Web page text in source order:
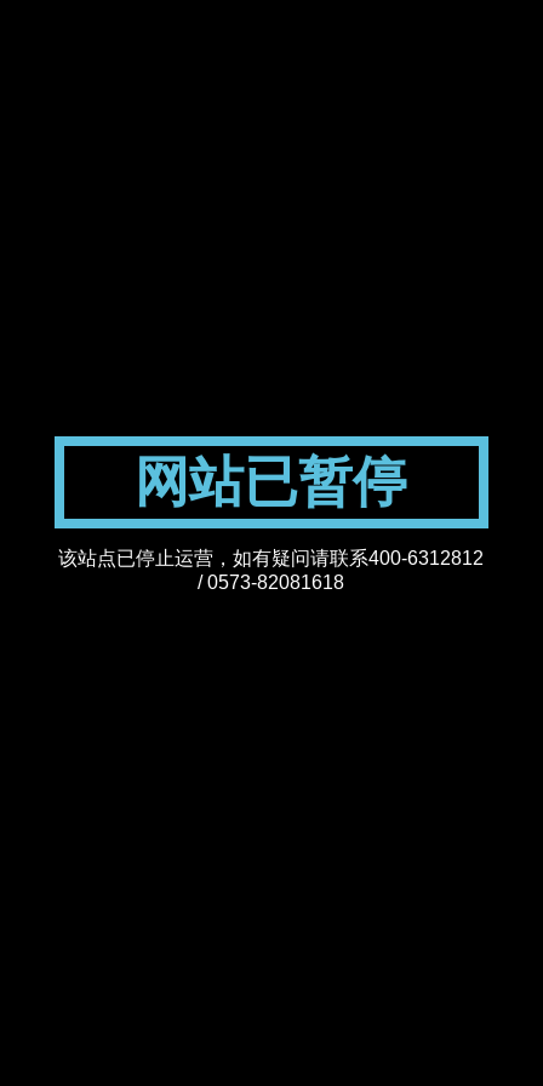
网站已暂停
该站点已停止运营，如有疑问请联系400-6312812
/ 0573-82081618